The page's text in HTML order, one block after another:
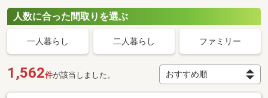
人数に合った間取りを選ぶ
一人暮らし 二人暮らし ファミリー
1,562件が該当しました。